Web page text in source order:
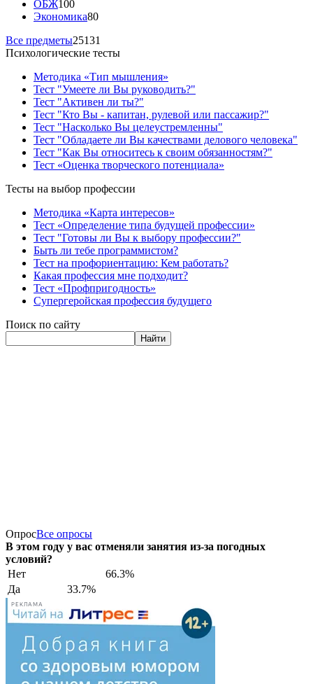
ОБЖ100
Экономика80
Все предметы25131
Психологические тесты
Методика «Тип мышления»
Тест "Умеете ли Вы руководить?"
Тест "Активен ли ты?"
Тест "Кто Вы - капитан, рулевой или пассажир?"
Тест "Насколько Вы целеустремленны"
Тест "Обладаете ли Вы качествами делового человека"
Тест "Как Вы относитесь к своим обязанностям?"
Тест «Оценка творческого потенциала»
Тесты на выбор профессии
Методика «Карта интересов»
Тест «Определение типа будущей профессии»
Тест "Готовы ли Вы к выбору профессии?"
Быть ли тебе программистом?
Тест на профориентацию: Кем работать?
Какая профессия мне подходит?
Тест «Профпригодность»
Супергеройская профессия будущего
Поиск по сайту
Найти
ОпросВсе опросы
В этом году у вас отменяли занятия из-за погодных
условий?
Нет
66.3%
Да
33.7%
РЕКЛАМА